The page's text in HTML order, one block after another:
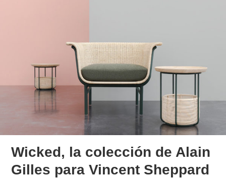
Wicked, la colección de Alain
Gilles para Vincent Sheppard